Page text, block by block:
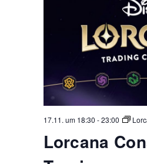
17.11. um 18:30 -23:00
Lorcana